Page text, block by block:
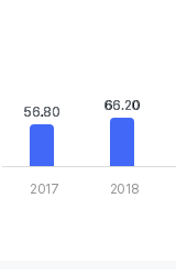
The chart has 1 X axis
The chart has 1 Y axis
56.80
56.80 66.20
66.20
2017 2018